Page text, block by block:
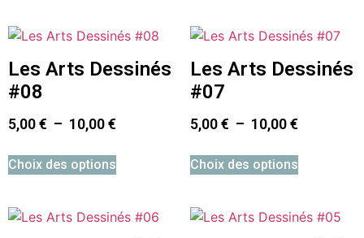
Les Arts Dessinés
#08
5,00€ – 10,00€
Choix des options
Les Arts Dessinés
#07
5,00€ – 10,00€
Choix des options